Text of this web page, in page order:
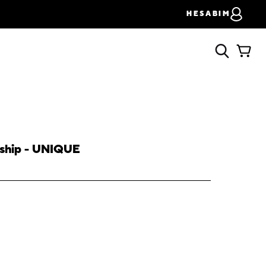
HESABIM
- UNIQUE